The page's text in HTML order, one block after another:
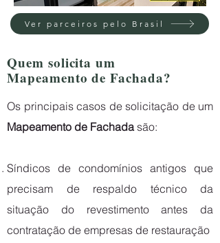
Ver parceiros pelo Brasil
Quem solicita um
Mapeamento de Fachada?
Os principais casos de solicitação de um
Mapeamento de Fachadasão:
Síndicos de condomínios antigos que
precisam de respaldo técnico da
situação do revestimento antes da
contratação de empresas de restauração